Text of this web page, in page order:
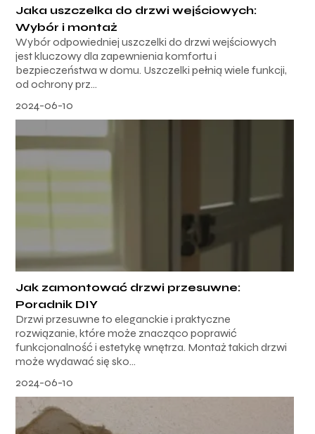
Jaka uszczelka do drzwi wejściowych:
Wybór i montaż
Wybór odpowiedniej uszczelki do drzwi wejściowych
jest kluczowy dla zapewnienia komfortu i
bezpieczeństwa w domu. Uszczelki pełnią wiele funkcji,
od ochrony prz...
2024-06-10
Jak zamontować drzwi przesuwne:
Poradnik DIY
Drzwi przesuwne to eleganckie i praktyczne
rozwiązanie, które może znacząco poprawić
funkcjonalność i estetykę wnętrza. Montaż takich drzwi
może wydawać się sko...
2024-06-10